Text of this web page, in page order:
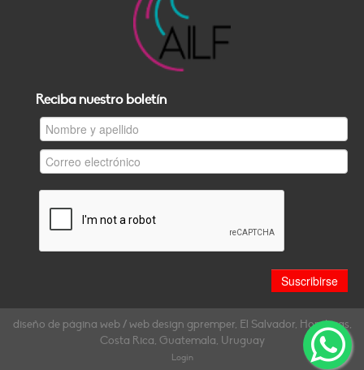
Reciba nuestro boletín
diseño de página web / web design gpremper, El Salvador, Honduras,
Costa Rica, Guatemala, Uruguay
Login